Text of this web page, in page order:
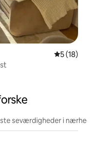
5 ud af 5 i
5 (18)
seværdigheder i